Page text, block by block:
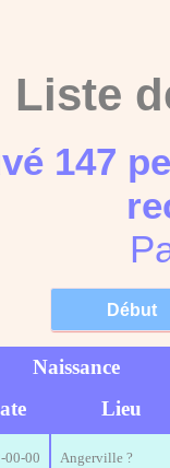
Liste
147
Naissance
Lieu
00-00 Angerville ?